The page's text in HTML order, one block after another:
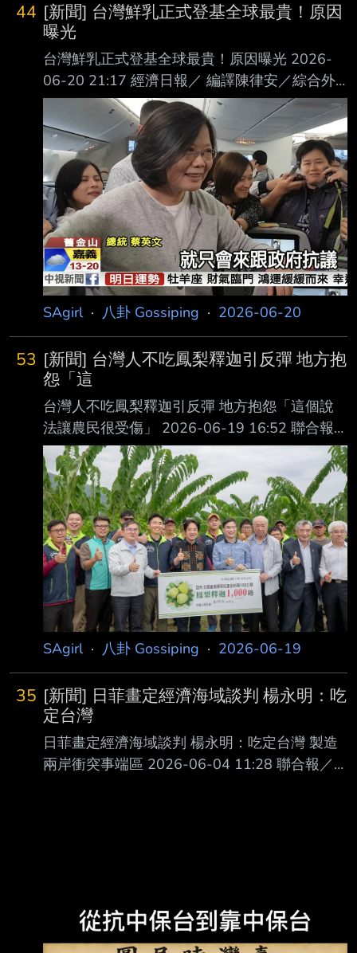
44 [新聞] 台灣鮮乳正式登基全球最貴！原因
曝光
台灣鮮乳正式登基全球最貴！原因曝光 2026-
06-20 21:17 經濟日報／ 編譯陳律安／綜合外
電 臉書粉絲專頁「Data In Race」引述生活成本
統計網站Numbeo表示，台灣每公升的鮮乳價
格，以3.07美元高居全球第一，是榜上唯一超過
3美元的國家；香港以2.98美元緊追在後 ，新加
坡則以2.95美元排名第三。 第四至第十名，依
序為：古巴（2.76美元）、以色列（2.59美
元）、奈及利亞（2.39美元 ）、哥斯大黎加
（2.37美元）、挪威（2.37美元）、阿曼（2.28
美元）及委內瑞拉（2.2
SAgirl· 八卦 Gossiping · 2026-06-20
53 [新聞] 台灣人不吃鳳梨釋迦引反彈 地方抱
怨「這
台灣人不吃鳳梨釋迦引反彈 地方抱怨「這個說
法讓農民很受傷」 2026-06-19 16:52 聯合報
／ 記者徐白櫻／台東即時報導 台東縣長饒慶鈴
以預錄影片方式參與海峽論壇餘波盪漾，陸委會
副主委梁文傑昨說「台灣 人幾乎不吃鳳梨釋
迦，是仰賴中共鼻息的農產品」。台東立委黃建
賓質疑，政府對農民的 承諾，難道只有選舉時
才算數？議長吳秀華說，此說法讓農民感到無奈
且很受傷，政府的 責任是幫農民找市場、找訂
單，而非替自己的兩岸政策找理由。 陸委會副
主委兼發言人梁文傑昨在記者會重申海峽論壇是
大型統戰平台，台灣人幾乎不吃 鳳
SAgirl· 八卦 Gossiping · 2026-06-19
35 [新聞] 日菲畫定經濟海域談判 楊永明：吃
定台灣
日菲畫定經濟海域談判 楊永明：吃定台灣 製造
兩岸衝突事端區 2026-06-04 11:28 聯合報／
境，日菲根本是 要在台灣東部海域製造新的兩
岸事端衝突所在。 楊永明今接受廣播節目「千